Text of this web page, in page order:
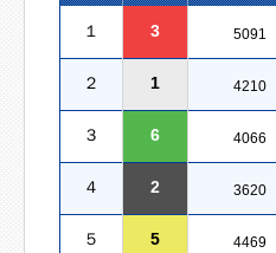
１ 3 5091
２ 1 4210
３ 6 4066
４ 2 3620
５ 5 4469